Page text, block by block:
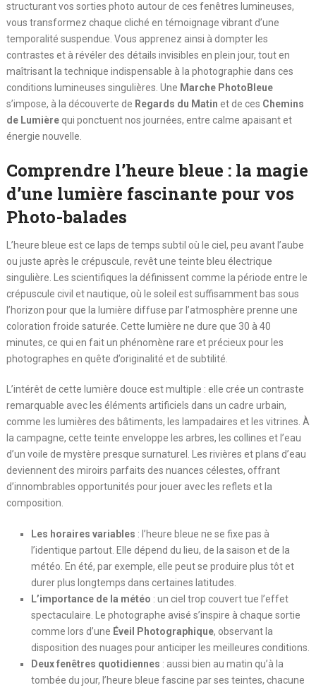
structurant vos sorties photo autour de ces fenêtres lumineuses,
vous transformez chaque cliché en témoignage vibrant d’une
temporalité suspendue. Vous apprenez ainsi à dompter les
contrastes et à révéler des détails invisibles en plein jour, tout en
maîtrisant la technique indispensable à la photographie dans ces
conditions lumineuses singulières. Une Marche PhotoBleue
s’impose, à la découverte de Regards du Matin et de ces Chemins
de Lumièrequi ponctuent nos journées, entre calme apaisant et
énergie nouvelle.
Comprendre l’heure bleue : la magie
d’une lumière fascinante pour vos
Photo-balades
L’heure bleue est ce laps de temps subtil où le ciel, peu avant l’aube
ou juste après le crépuscule, revêt une teinte bleu électrique
singulière. Les scientifiques la définissent comme la période entre le
crépuscule civil et nautique, où le soleil est suffisamment bas sous
l’horizon pour que la lumière diffuse par l’atmosphère prenne une
coloration froide saturée. Cette lumière ne dure que 30 à 40
minutes, ce qui en fait un phénomène rare et précieux pour les
photographes en quête d’originalité et de subtilité.
L’intérêt de cette lumière douce est multiple : elle crée un contraste
remarquable avec les éléments artificiels dans un cadre urbain,
comme les lumières des bâtiments, les lampadaires et les vitrines. À
la campagne, cette teinte enveloppe les arbres, les collines et l’eau
d’un voile de mystère presque surnaturel. Les rivières et plans d’eau
deviennent des miroirs parfaits des nuances célestes, offrant
d’innombrables opportunités pour jouer avec les reflets et la
composition.
Les horaires variables : l’heure bleue ne se fixe pas à
l’identique partout. Elle dépend du lieu, de la saison et de la
météo. En été, par exemple, elle peut se produire plus tôt et
durer plus longtemps dans certaines latitudes.
L’importance de la météo : un ciel trop couvert tue l’effet
spectaculaire. Le photographe avisé s’inspire à chaque sortie
comme lors d’une Éveil Photographique, observant la
disposition des nuages pour anticiper les meilleures conditions.
Deux fenêtres quotidiennes : aussi bien au matin qu’à la
tombée du jour, l’heure bleue fascine par ses teintes, chacune